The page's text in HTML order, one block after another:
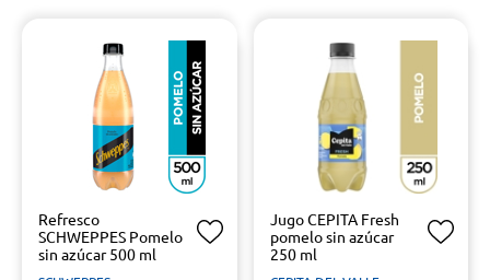
Refresco
SCHWEPPES Pomelo
sin azúcar 500 ml
Jugo CEPITA Fresh
pomelo sin azúcar
250 ml